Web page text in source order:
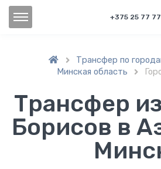
+375 25 77
 Трансфер по
Минская область 
Трансфер
Борисов в